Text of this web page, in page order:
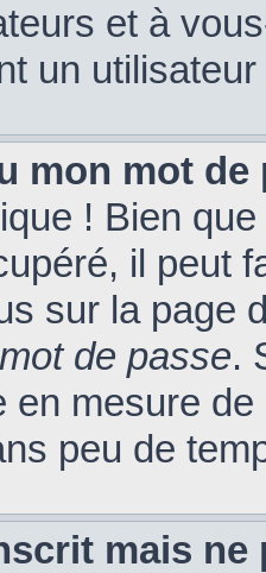
et à
un
mon mot de
! Bien
il peut
sur la page
de passe.
en mesure
peu de
mais ne